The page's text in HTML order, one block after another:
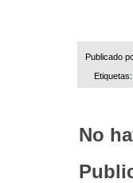
Publicado
Etiquetas:
No